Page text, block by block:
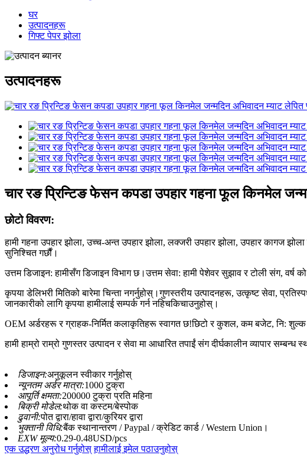
घर
उत्पादनहरू
गिफ्ट पेपर झोला
उत्पादनहरू
चार रङ प्रिन्टिङ फेसन कपडा उपहार गहना फूल किनमेल
छोटो विवरण:
हामी गहना उपहार झोला, उच्च-अन्त उपहार झोला, लक्जरी उपहार झोला, उपहार कागज झोला
सुनिश्चित गर्छौं।
उत्तम डिजाइन: हामीसँग डिजाइन विभाग छ।उत्तम सेवा: हामी पेशेवर सुझाव र टोली संग, वर्ष
कृपया डेलिभरी मितिको बारेमा चिन्ता नगर्नुहोस्।गुणस्तरीय उत्पादनहरू, उत्कृष्ट सेवा,
जानकारीको लागि कृपया हामीलाई सम्पर्क गर्न नहिचकिचाउनुहोस्।
OEM अर्डरहरू र ग्राहक-निर्मित कलाकृतिहरू स्वागत छ!छिटो र कुशल, कम बजेट, नि: शुल्क
हामी हाम्रो राम्रो गुणस्तर उत्पादन र सेवा मा आधारित तपाईं संग दीर्घकालीन व्यापार सम्बन्ध
डिजाइन:अनुकूलन स्वीकार गर्नुहोस्
न्यूनतम अर्डर मात्रा:1000 टुक्रा
आपूर्ति क्षमता:200000 टुक्रा प्रति महिना
बिक्री मोडेल:थोक वा कस्टम/बेस्पोक
ढुवानी:पोत द्वारा/हावा द्वारा/कुरियर द्वारा
भुक्तानी विधि:बैंक स्थानान्तरण / Paypal / क्रेडिट कार्ड / Western Union।
EXW मूल्य:0.29-0.48USD/pcs
एक उद्धरण अनुरोध गर्नुहोस् हामीलाई इमेल पठाउनुहोस्